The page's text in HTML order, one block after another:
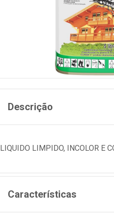
Descrição
LIQUIDO LIMPIDO, INCOLOR E
Características